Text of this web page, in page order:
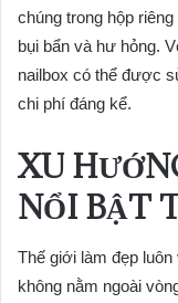
chúng trong hộp
bụi bẩn và hư hỏng.
nailbox có thể được
chi phí đáng kể.
XU
NỔI BẬT
Thế giới làm đẹp luôn
không nằm ngoài